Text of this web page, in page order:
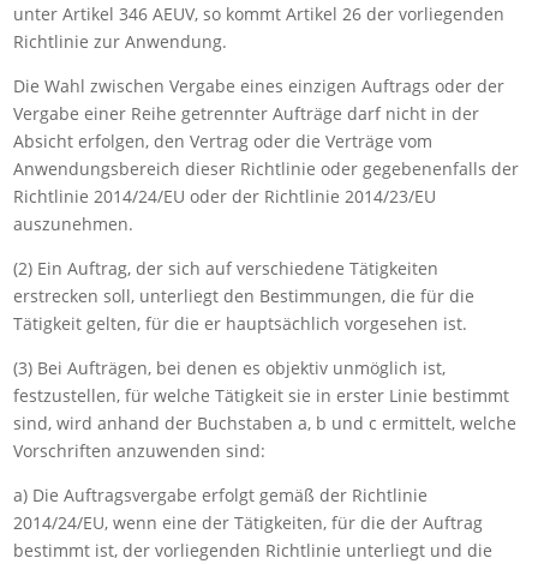
unter Artikel 346 AEUV, so kommt Artikel 26 der vorliegenden
Richtlinie zur Anwendung.
Die Wahl zwischen Vergabe eines einzigen Auftrags oder der
Vergabe einer Reihe getrennter Aufträge darf nicht in der
Absicht erfolgen, den Vertrag oder die Verträge vom
Anwendungsbereich dieser Richtlinie oder gegebenenfalls der
Richtlinie 2014/24/EU oder der Richtlinie 2014/23/EU
auszunehmen.
(2) Ein Auftrag, der sich auf verschiedene Tätigkeiten
erstrecken soll, unterliegt den Bestimmungen, die für die
Tätigkeit gelten, für die er hauptsächlich vorgesehen ist.
(3) Bei Aufträgen, bei denen es objektiv unmöglich ist,
festzustellen, für welche Tätigkeit sie in erster Linie bestimmt
sind, wird anhand der Buchstaben a, b und c ermittelt, welche
Vorschriften anzuwenden sind:
a) Die Auftragsvergabe erfolgt gemäß der Richtlinie
2014/24/EU, wenn eine der Tätigkeiten, für die der Auftrag
bestimmt ist, der vorliegenden Richtlinie unterliegt und die